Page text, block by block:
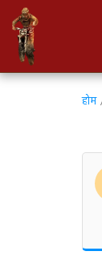
होम